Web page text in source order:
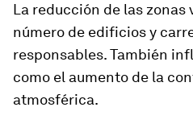
La reducción de las zonas
número de edificios y
responsables. También
como el aumento de la
atmosférica.